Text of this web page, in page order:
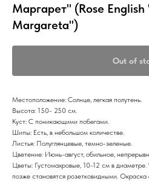
Маргарет" (Rose English
Margareta")
Out of
Местоположение: Солнце, легкая полутень.
Высота: 150- 250 см.
Куст: С поникающими побегами.
Шипы: Есть, в небольшом количестве.
Листья: Полуглянцевые, темно-зеленые.
Цветение: Июнь-август, обильное,
Цветы: Густомахровые, 10-12 см в
позже становятся розетковидными.